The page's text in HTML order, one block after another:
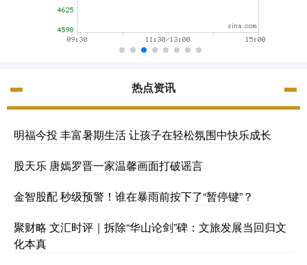
热点资讯
明福今投 丰富暑期生活 让孩子在轻松氛围中快乐成长
股天乐 唐嫣罗晋一家温馨画面打破谣言
金智股配 秒级预警！谁在暴雨前按下了“暂停键”？
聚财略 文汇时评｜拆除“华山论剑”碑：文旅发展当回归文
化本真